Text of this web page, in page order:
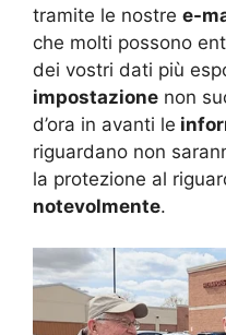
tramite le nostre e-
che molti possono
dei vostri dati più
impostazione non
d’ora in avanti le
riguardano non
la protezione al
notevolmente.